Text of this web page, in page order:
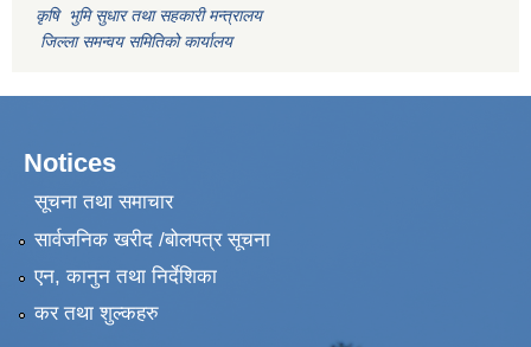
कृषि भुमि सुधार तथा सहकारी मन्त्रालय
जिल्ला समन्वय समितिको कार्यालय
Notices
सूचना तथा समाचार
सार्वजनिक खरीद /बोलपत्र सूचना
एन, कानुन तथा निर्देशिका
कर तथा शुल्कहरु